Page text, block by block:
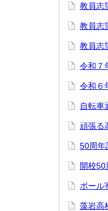
教員志
教員志
教員志
令和
令和
自転車
頑張る
50周年
開校50
ボール
藻岩高